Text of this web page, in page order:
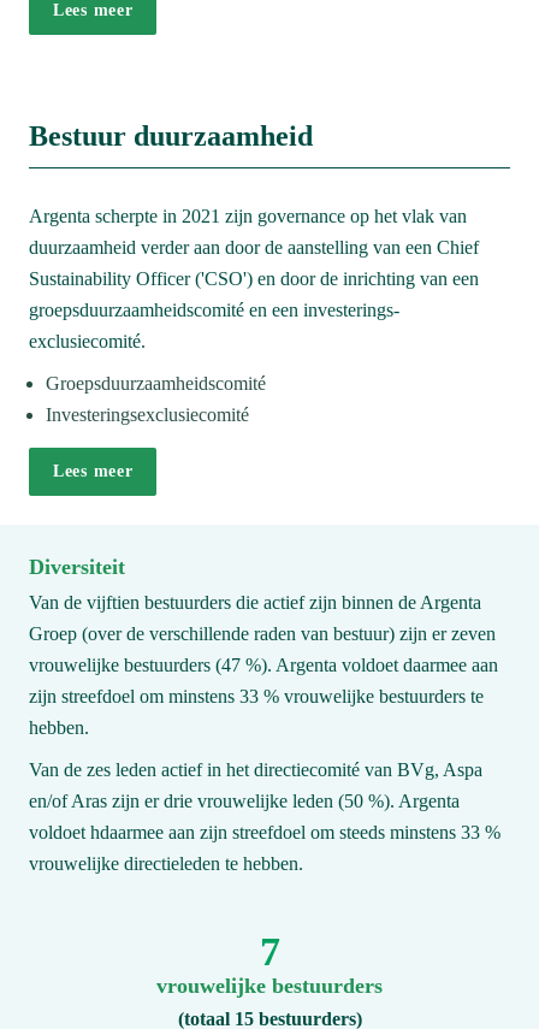
Lees meer
Bestuur duurzaamheid
Argenta scherpte in 2021 zijn governance op het vlak van
duurzaamheid verder aan door de aanstelling van een Chief
Sustainability Officer ('CSO') en door de inrichting van een
groepsduurzaam­heidscomité en een investerings-
exclusiecomité.
Groepsduurzaamheidscomité
Investeringsexclusiecomité
Lees meer
Diversiteit
Van de vijftien bestuurders die actief zijn binnen de Argenta
Groep (over de verschillende raden van bestuur) zijn er zeven
vrouwelijke bestuurders (47 %). Argenta voldoet daarmee aan
zijn streefdoel om minstens 33 % vrouwelijke bestuurders te
hebben.
Van de zes leden actief in het directiecomité van BVg, Aspa
en/of Aras zijn er drie vrouwelijke leden (50 %). Argenta
voldoet hdaarmee aan zijn streefdoel om steeds minstens 33 %
vrouwe­lijke directieleden te hebben.
7
vrouwelijke bestuurders
(totaal 15 bestuurders)